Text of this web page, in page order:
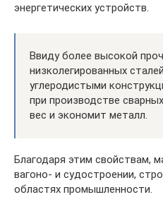
энергетических устройств.
Ввиду более высокой
низколегированных
углеродистыми
при производстве
вес и экономит металл.
Благодаря этим свойствам,
вагоно- и судостроении,
областях промышленности.